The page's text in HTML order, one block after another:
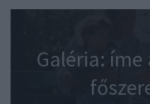
Galéria: